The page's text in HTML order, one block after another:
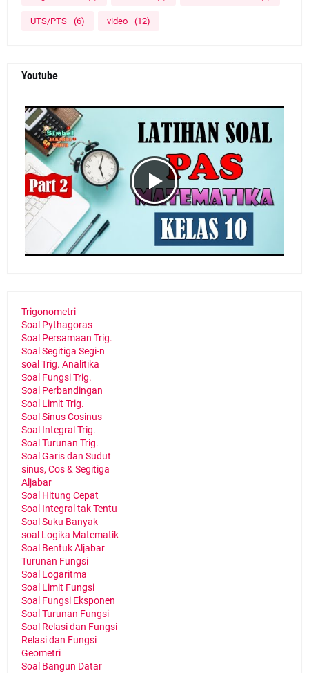
UTS/PTS (6) video (12)
Youtube
Trigonometri
Soal Pythagoras
Soal Persamaan Trig.
Soal Segitiga Segi-n
soal Trig. Analitika
Soal Fungsi Trig.
Soal Perbandingan
Soal Limit Trig.
Soal Sinus Cosinus
Soal Integral Trig.
Soal Turunan Trig.
Soal Garis dan Sudut
sinus, Cos & Segitiga
Aljabar
Soal Hitung Cepat
Soal Integral tak Tentu
Soal Suku Banyak
soal Logika Matematik
Soal Bentuk Aljabar
Turunan Fungsi
Soal Logaritma
Soal Limit Fungsi
Soal Fungsi Eksponen
Soal Turunan Fungsi
Soal Relasi dan Fungsi
Relasi dan Fungsi
Geometri
Soal Bangun Datar